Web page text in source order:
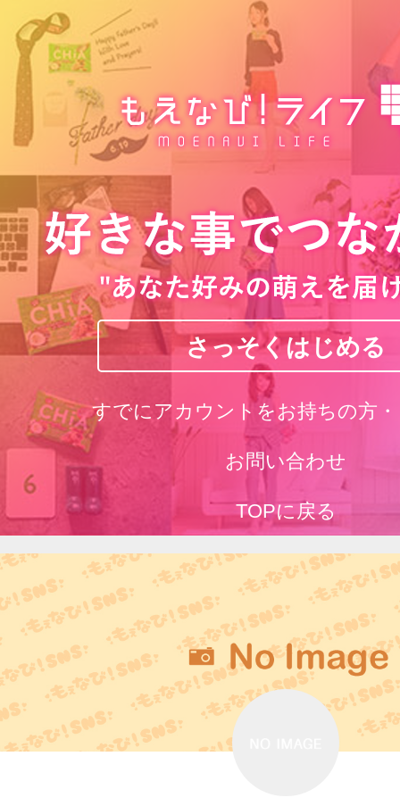
さっそくはじめる
すでにアカウントをお持ちの方
お問い合わせ
TOPに戻る